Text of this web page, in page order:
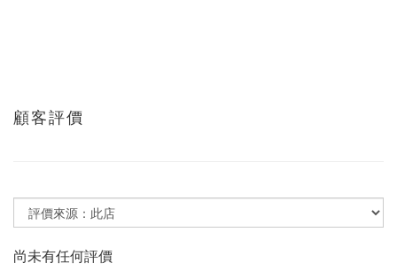
顧客評價
尚未有任何評價